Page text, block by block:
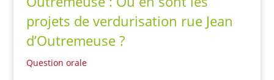
projets de verdurisation rue Jean
d’Outremeuse ?
Question orale